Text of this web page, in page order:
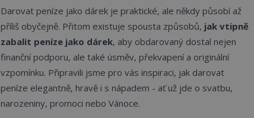
Darovat peníze jako dárek je praktické, ale někdy působí až
příliš obyčejně. Přitom existuje spousta způsobů, jak vtipně
zabalit peníze jako dárek, aby obdarovaný dostal nejen
finanční podporu, ale také úsměv, překvapení a originální
vzpomínku. Připravili jsme pro vás inspiraci, jak darovat
peníze elegantně, hravě i s nápadem - ať už jde o svatbu,
narozeniny, promoci nebo Vánoce.